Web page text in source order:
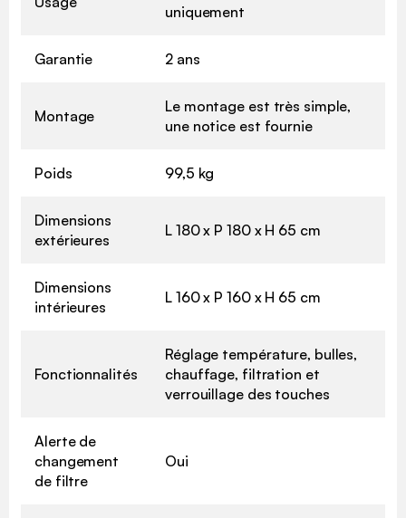
uniquement
Garantie 2 ans
Montage
Le montage est très simple,
une notice est fournie
Poids 99,5 kg
Dimensions
extérieures
L 180 x P 180 x H 65 cm
Dimensions
intérieures
L 160 x P 160 x H 65 cm
Fonctionnalités
Réglage température, bulles,
chauffage, filtration et
verrouillage des touches
Alerte de
changement
de filtre
Oui